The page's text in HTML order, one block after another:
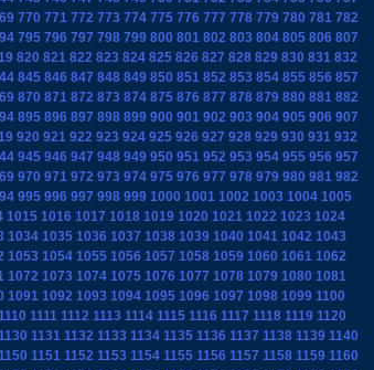
770 771 772 773 774 775 776 777 778 779 780 781 782
795 796 797 798 799 800 801 802 803 804 805 806 807
820 821 822 823 824 825 826 827 828 829 830 831 832
845 846 847 848 849 850 851 852 853 854 855 856 857
870 871 872 873 874 875 876 877 878 879 880 881 882
895 896 897 898 899 900 901 902 903 904 905 906 907
920 921 922 923 924 925 926 927 928 929 930 931 932
945 946 947 948 949 950 951 952 953 954 955 956 957
970 971 972 973 974 975 976 977 978 979 980 981 982
995 996 997 998 999 1000 1001 1002 1003 1004 1005
1015 1016 1017 1018 1019 1020 1021 1022 1023 1024
1034 1035 1036 1037 1038 1039 1040 1041 1042 1043
1053 1054 1055 1056 1057 1058 1059 1060 1061 1062
1072 1073 1074 1075 1076 1077 1078 1079 1080 1081
1091 1092 1093 1094 1095 1096 1097 1098 1099 1100
1111 1112 1113 1114 1115 1116 1117 1118 1119 1120
1131 1132 1133 1134 1135 1136 1137 1138 1139 1140
1151 1152 1153 1154 1155 1156 1157 1158 1159 1160